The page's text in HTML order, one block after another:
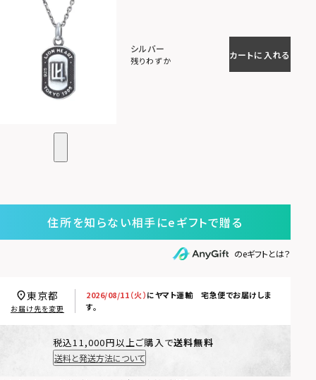
シルバー
残りわずか
カートに入れる
住所を知らない相手にeギフトで贈る
のeギフトとは？
2026/08/11（火）にヤマト運輸 宅急便でお届けしま
す。
東京都
お届け先を変更
税込11,000円以上ご購入で送料無料
送料と発送方法について